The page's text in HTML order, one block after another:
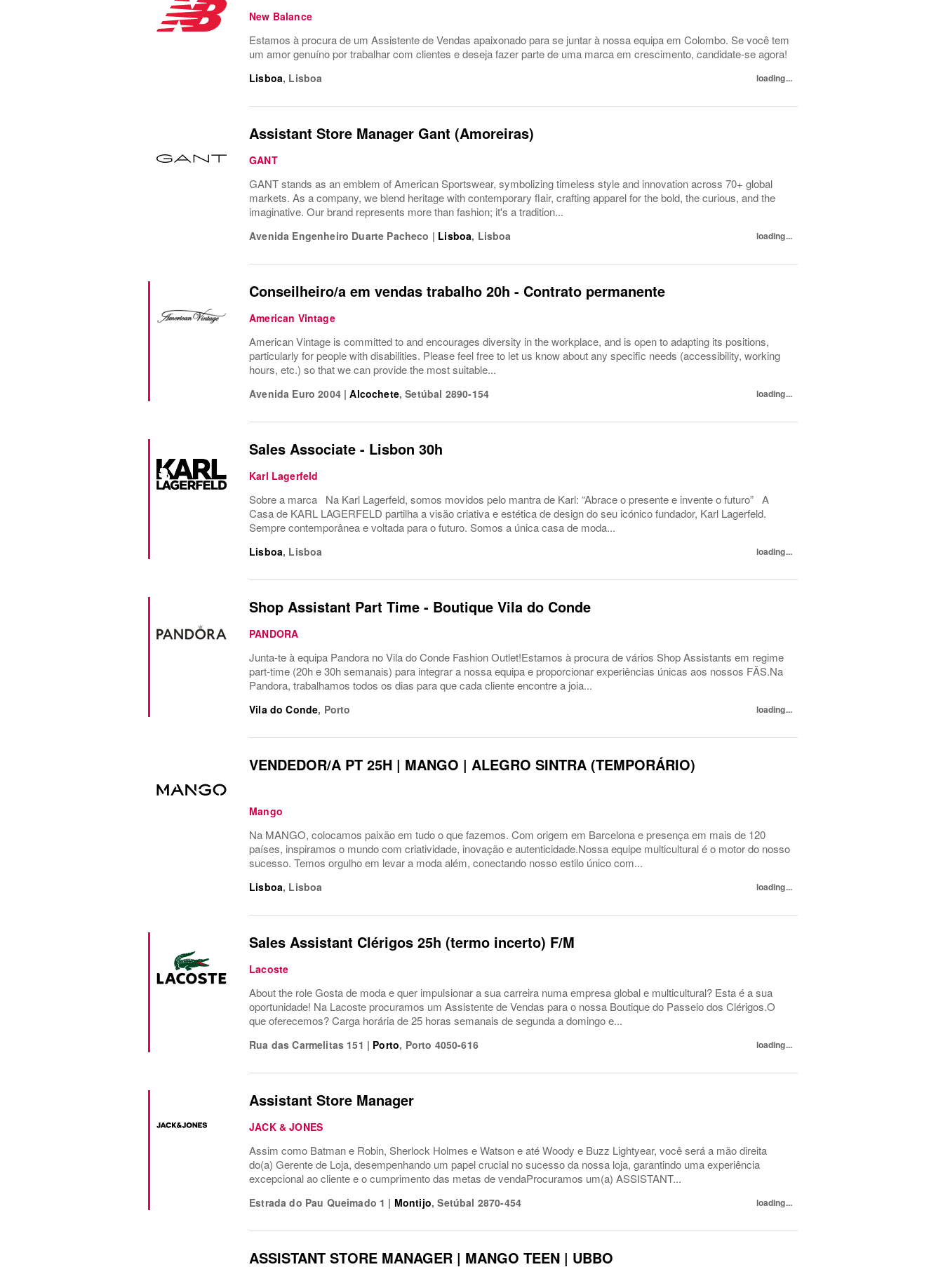
New Balance
Estamos à procura de um Assistente de Vendas apaixonado para se juntar à nossa equipa em Colombo. Se você tem
um amor genuíno por trabalhar com clientes e deseja fazer parte de uma marca em crescimento, candidate-se agora!
Lisboa, Lisboa loading...
Assistant Store Manager Gant (Amoreiras)
GANT
GANT stands as an emblem of American Sportswear, symbolizing timeless style and innovation across 70+ global
markets. As a company, we blend heritage with contemporary flair, crafting apparel for the bold, the curious, and the
imaginative. Our brand represents more than fashion; it's a tradition...
Avenida Engenheiro Duarte Pacheco | Lisboa, Lisboa loading...
Conseilheiro/a em vendas trabalho 20h - Contrato permanente
American Vintage
American Vintage is committed to and encourages diversity in the workplace, and is open to adapting its positions,
particularly for people with disabilities. Please feel free to let us know about any specific needs (accessibility, working
hours, etc.) so that we can provide the most suitable...
Avenida Euro 2004 | Alcochete,Setúbal 2890-154 loading...
Sales Associate - Lisbon 30h
Karl Lagerfeld
Sobre a marca Na Karl Lagerfeld, somos movidos pelo mantra de Karl: “Abrace o presente e invente o futuro” A
Casa de KARL LAGERFELD partilha a visão criativa e estética de design do seu icónico fundador, Karl Lagerfeld.
Sempre contemporânea e voltada para o futuro. Somos a única casa de moda...
Lisboa, Lisboa loading...
Shop Assistant Part Time - Boutique Vila do Conde
PANDORA
Junta-te à equipa Pandora no Vila do Conde Fashion Outlet!Estamos à procura de vários Shop Assistants em regime
part-time (20h e 30h semanais) para integrar a nossa equipa e proporcionar experiências únicas aos nossos FÃS.Na
Pandora, trabalhamos todos os dias para que cada cliente encontre a joia...
Vila do Conde, Porto loading...
VENDEDOR/A PT 25H | MANGO | ALEGRO SINTRA (TEMPORÁRIO)
Mango
Na MANGO, colocamos paixão em tudo o que fazemos. Com origem em Barcelona e presença em mais de 120
países, inspiramos o mundo com criatividade, inovação e autenticidade.Nossa equipe multicultural é o motor do nosso
sucesso. Temos orgulho em levar a moda além, conectando nosso estilo único com...
Lisboa, Lisboa loading...
Sales Assistant Clérigos 25h (termo incerto) F/M
Lacoste
About the role Gosta de moda e quer impulsionar a sua carreira numa empresa global e multicultural? Esta é a sua
oportunidade! Na Lacoste procuramos um Assistente de Vendas para o nossa Boutique do Passeio dos Clérigos.O
que oferecemos? Carga horária de 25 horas semanais de segunda a domingo e...
Rua das Carmelitas 151 | Porto, Porto 4050-616 loading...
Assistant Store Manager
JACK & JONES
Assim como Batman e Robin, Sherlock Holmes e Watson e até Woody e Buzz Lightyear, você será a mão direita
do(a) Gerente de Loja, desempenhando um papel crucial no sucesso da nossa loja, garantindo uma experiência
excepcional ao cliente e o cumprimento das metas de vendaProcuramos um(a) ASSISTANT...
Estrada do Pau Queimado 1 | Montijo,Setúbal 2870-454 loading...
ASSISTANT STORE MANAGER | MANGO TEEN | UBBO